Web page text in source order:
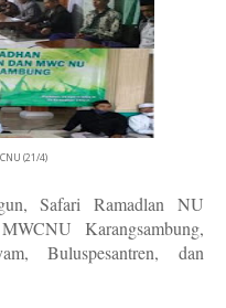
(21/4)
Safari Ramadlan NU
Karangsambung,
Buluspesantren, dan